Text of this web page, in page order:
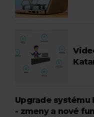
Upgrade systému
- zmeny a nové